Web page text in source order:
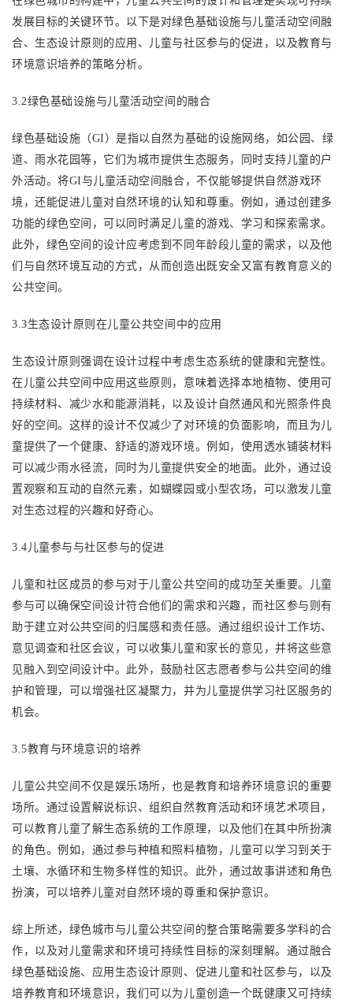
发展目标的关键环节。以下是对绿色基础设施与儿童活动空间融
合、生态设计原则的应用、儿童与社区参与的促进，以及教育与
环境意识培养的策略分析。
3.2绿色基础设施与儿童活动空间的融合
绿色基础设施（GI）是指以自然为基础的设施网络，如公园、绿
道、雨水花园等，它们为城市提供生态服务，同时支持儿童的户
外活动。将GI与儿童活动空间融合，不仅能够提供自然游戏环
境，还能促进儿童对自然环境的认知和尊重。例如，通过创建多
功能的绿色空间，可以同时满足儿童的游戏、学习和探索需求。
此外，绿色空间的设计应考虑到不同年龄段儿童的需求，以及他
们与自然环境互动的方式，从而创造出既安全又富有教育意义的
公共空间。
3.3生态设计原则在儿童公共空间中的应用
生态设计原则强调在设计过程中考虑生态系统的健康和完整性。
在儿童公共空间中应用这些原则，意味着选择本地植物、使用可
持续材料、减少水和能源消耗，以及设计自然通风和光照条件良
好的空间。这样的设计不仅减少了对环境的负面影响，而且为儿
童提供了一个健康、舒适的游戏环境。例如，使用透水铺装材料
可以减少雨水径流，同时为儿童提供安全的地面。此外，通过设
置观察和互动的自然元素，如蝴蝶园或小型农场，可以激发儿童
对生态过程的兴趣和好奇心。
3.4儿童参与与社区参与的促进
儿童和社区成员的参与对于儿童公共空间的成功至关重要。儿童
参与可以确保空间设计符合他们的需求和兴趣，而社区参与则有
助于建立对公共空间的归属感和责任感。通过组织设计工作坊、
意见调查和社区会议，可以收集儿童和家长的意见，并将这些意
见融入到空间设计中。此外，鼓励社区志愿者参与公共空间的维
护和管理，可以增强社区凝聚力，并为儿童提供学习社区服务的
机会。
3.5教育与环境意识的培养
儿童公共空间不仅是娱乐场所，也是教育和培养环境意识的重要
场所。通过设置解说标识、组织自然教育活动和环境艺术项目，
可以教育儿童了解生态系统的工作原理，以及他们在其中所扮演
的角色。例如，通过参与种植和照料植物，儿童可以学习到关于
土壤、水循环和生物多样性的知识。此外，通过故事讲述和角色
扮演，可以培养儿童对自然环境的尊重和保护意识。
综上所述，绿色城市与儿童公共空间的整合策略需要多学科的合
作，以及对儿童需求和环境可持续性目标的深刻理解。通过融合
绿色基础设施、应用生态设计原则、促进儿童和社区参与，以及
培养教育和环境意识，我们可以为儿童创造一个既健康又可持续